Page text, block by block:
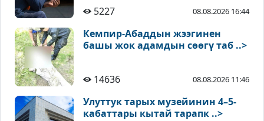
5227 08.08.2026 16:44
Кемпир-Абаддын жээгинен
башы жок адамдын сөөгү таб ..>
14636 08.08.2026 11:46
Улуттук тарых музейинин 4–5-
кабаттары кытай тарапк ..>